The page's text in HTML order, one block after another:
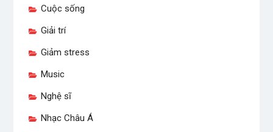
Cuộc sống
Giải trí
Giảm stress
Music
Nghệ sĩ
Nhạc Châu Á